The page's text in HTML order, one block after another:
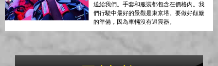
送給我們。手套和服裝都包含在價格內。我
們行駛中最好的景觀是東京塔。要做好顛簸
的準備，因為車輛沒有避震器。